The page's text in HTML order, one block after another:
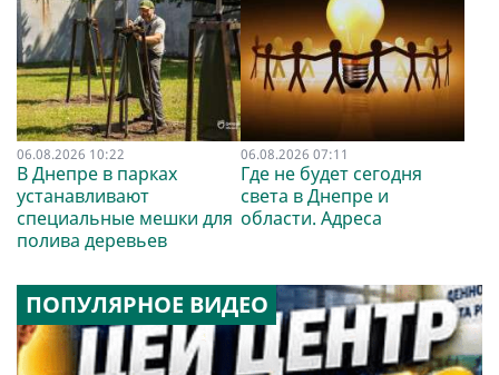
06.08.2026 10:22
В Днепре в парках
устанавливают
специальные мешки для
полива деревьев
06.08.2026 07:11
Где не будет сегодня
света в Днепре и
области. Адреса
ПОПУЛЯРНОЕ ВИДЕО